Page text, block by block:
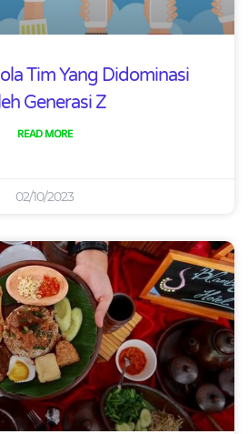
Tim Yang Didominasi
Generasi Z
READ MORE
02/10/2023